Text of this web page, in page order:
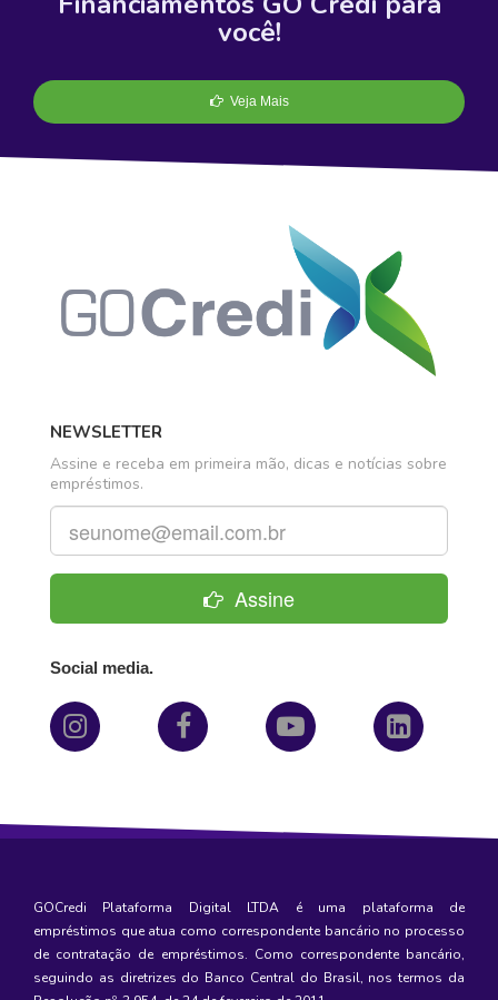
você!
Veja Mais
NEWSLETTER
Assine e receba em primeira mão, dicas e notícias sobre
empréstimos.
Assine
Social media.
GOCredi Plataforma Digital LTDA é uma plataforma de
empréstimos que atua como correspondente bancário no processo
de contratação de empréstimos. Como correspondente bancário,
seguindo as diretrizes do Banco Central do Brasil, nos termos da